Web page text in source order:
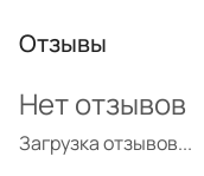
Отзывы
Загрузка отзывов...
Нет отзывов